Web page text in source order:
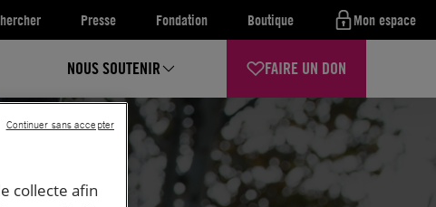
Presse Fondation Boutique Mon espace
NOUS SOUTENIR FAIRE UN DON
collecte afin
Continuer sans accepter